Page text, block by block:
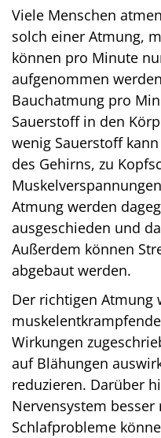
Viele Menschen
solch einer Atmung,
können pro Minute
aufgenommen
Bauchatmung pro
Sauerstoff in den
wenig Sauerstoff
des Gehirns, zu
Atmung werden
ausgeschieden und
Außerdem können
abgebaut werden.
Der richtigen Atmung
Wirkungen
auf Blähungen
reduzieren. Darüber
Nervensystem
Schlafprobleme